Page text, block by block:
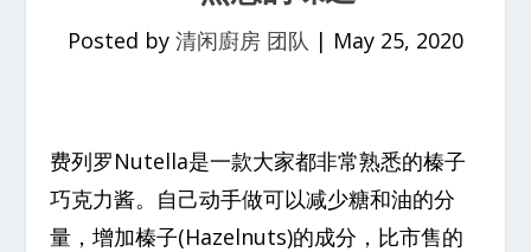
Posted by 清闲廚房 团队 | May 25, 2020
费列罗Nutella是一款大家都非常熟悉的榛子
巧克力酱。自己动手做可以减少糖和油的分
量，增加榛子(Hazelnuts)的成分，比市售的